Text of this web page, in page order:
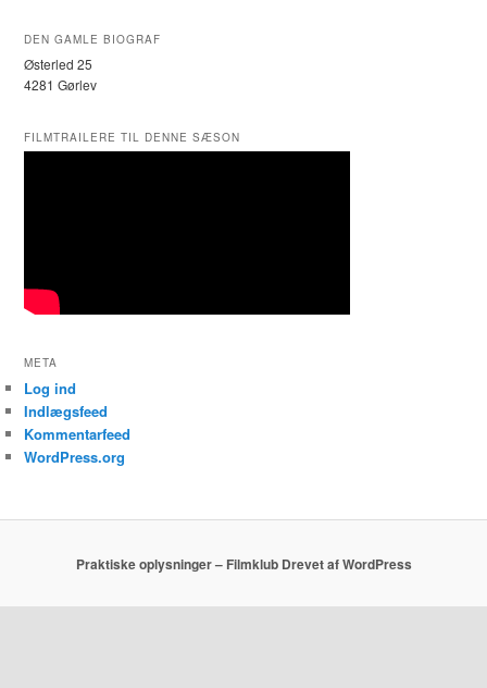
DEN GAMLE BIOGRAF
Østerled 25
4281 Gørlev
FILMTRAILERE TIL DENNE SÆSON
META
Log ind
Indlægsfeed
Kommentarfeed
WordPress.org
Praktiske oplysninger – Filmklub Drevet af WordPress